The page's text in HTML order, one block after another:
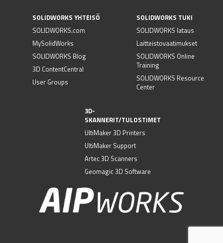
SOLIDWORKS YHTEISÖ
SOLIDWORKS.com
MySolidWorks
SOLIDWORKS Blog
3D ContentCentral
User Groups
SOLIDWORKS TUKI
SOLIDWORKS lataus
Laitteistovaatimukset
SOLIDWORKS Online
Training
SOLIDWORKS Resource
Center
3D-
SKANNERIT/TULOSTIMET
UltiMaker 3D Printers
UltiMaker Support
Artec 3D Scanners
Geomagic 3D Software